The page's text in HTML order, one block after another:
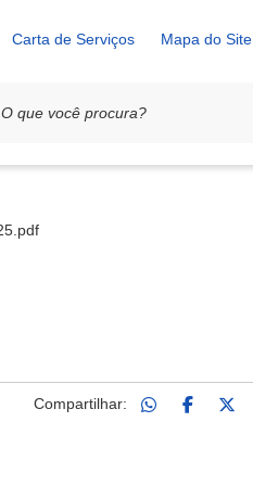
Carta de Serviços Mapa do Site
Compartilhar: